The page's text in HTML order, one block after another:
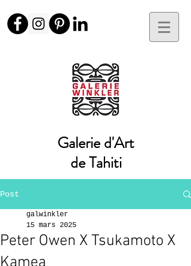
Galerie d'Art
de Tahiti
Post
Peter Owen X Tsukamoto X
galwinkler
15 mars 2025